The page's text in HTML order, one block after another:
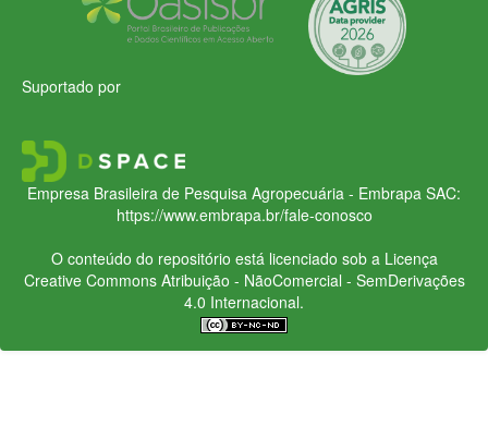
Suportado por
Empresa Brasileira de Pesquisa Agropecuária - Embrapa SAC:
https://www.embrapa.br/fale-conosco
O conteúdo do repositório está licenciado sob a Licença
Creative CommonsAtribuição - NãoComercial - SemDerivações
4.0 Internacional.